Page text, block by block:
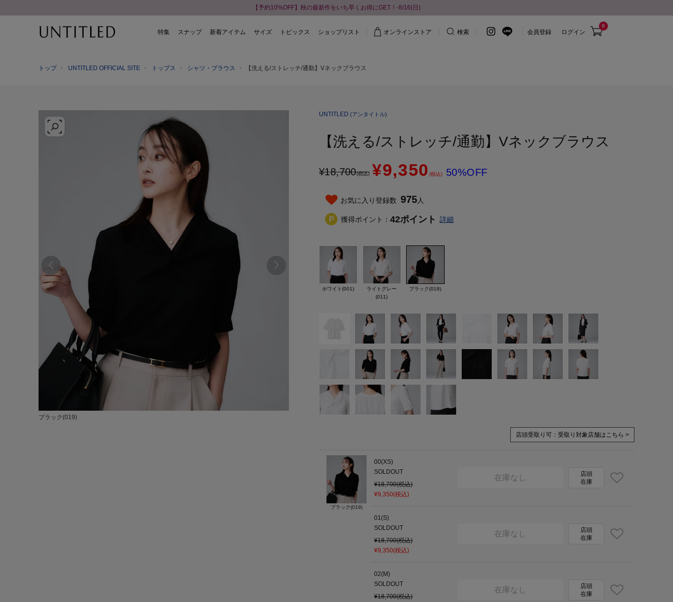
【予約10%OFF】秋の最新作をいち早くお得にGET！-8/16(日)
特集 スナップ 新着アイテム サイズ トピックス ショップリスト オンラインストア 検索 会員登録 ログイン
0
トップ UNTITLED OFFICIAL SITE トップス シャツ・ブラウス 【洗える/ストレッチ/通勤】Vネックブラウス
ブラック(019)
UNTITLED (アンタイトル)
【洗える/ストレッチ/通勤】Vネックブラウス
¥18,700(税込) ¥9,350(税込) 50%OFF
お気に入り登録数 975人
獲得ポイント： 42ポイント 詳細
ホワイト(001)
ライトグレー
(011)
ブラック(019)
店頭受取り可： 受取り対象店舗はこちら >
ブラック(019)
00(XS)
SOLDOUT
¥18,700(税込)
¥9,350(税込)
在庫なし
店頭
在庫
01(S)
SOLDOUT
¥18,700(税込)
¥9,350(税込)
在庫なし
店頭
在庫
02(M)
SOLDOUT
¥18,700(税込)
在庫なし
店頭
在庫